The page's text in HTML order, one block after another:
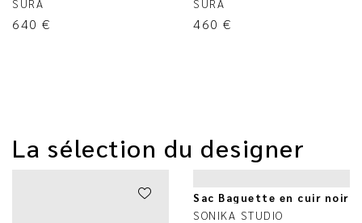
640 € 460 €
La sélection du designer
Sac Baguette en cuir noir
SONIKA STUDIO